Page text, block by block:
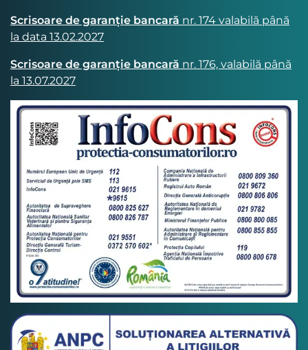
Scrisoare de garanție bancară nr. 174 valabilă până
la data 13.02.2027
Scrisoare de garanție bancară nr. 176, valabilă până
la 13.07.2027